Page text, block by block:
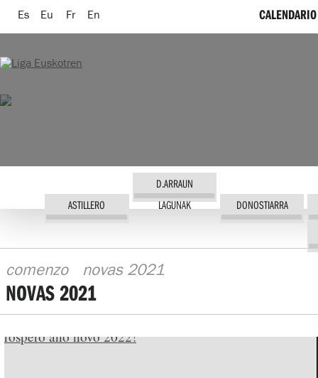
Es Eu Fr En
ASTILLERO
D.ARRAUN
LAGUNAK
DONOSTIARRA
comenzo novas 2021
NOVAS 2021